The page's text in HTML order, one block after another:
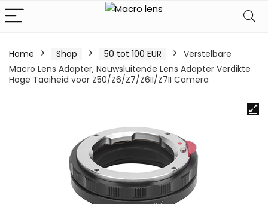
Home Shop 50 tot 100 EUR
Verstelbare
Macro Lens Adapter, Nauwsluitende Lens Adapter Verdikte
Hoge Taaiheid voor Z50/Z6/Z7/Z6II/Z7II Camera